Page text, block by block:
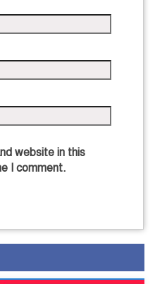
website in this
I comment.